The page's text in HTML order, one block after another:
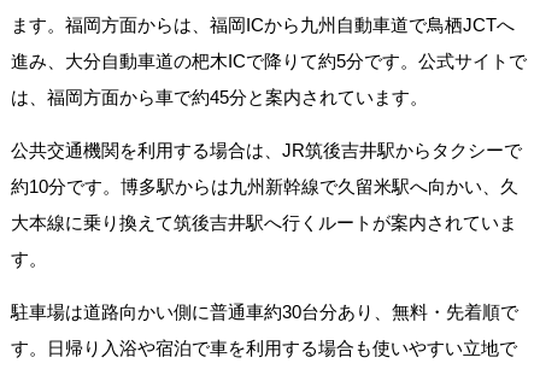
ます。福岡方面からは、福岡ICから九州自動車道で鳥栖JCTへ
進み、大分自動車道の杷木ICで降りて約5分です。公式サイトで
は、福岡方面から車で約45分と案内されています。
公共交通機関を利用する場合は、JR筑後吉井駅からタクシーで
約10分です。博多駅からは九州新幹線で久留米駅へ向かい、久
大本線に乗り換えて筑後吉井駅へ行くルートが案内されていま
す。
駐車場は道路向かい側に普通車約30台分あり、無料・先着順で
す。日帰り入浴や宿泊で車を利用する場合も使いやすい立地で